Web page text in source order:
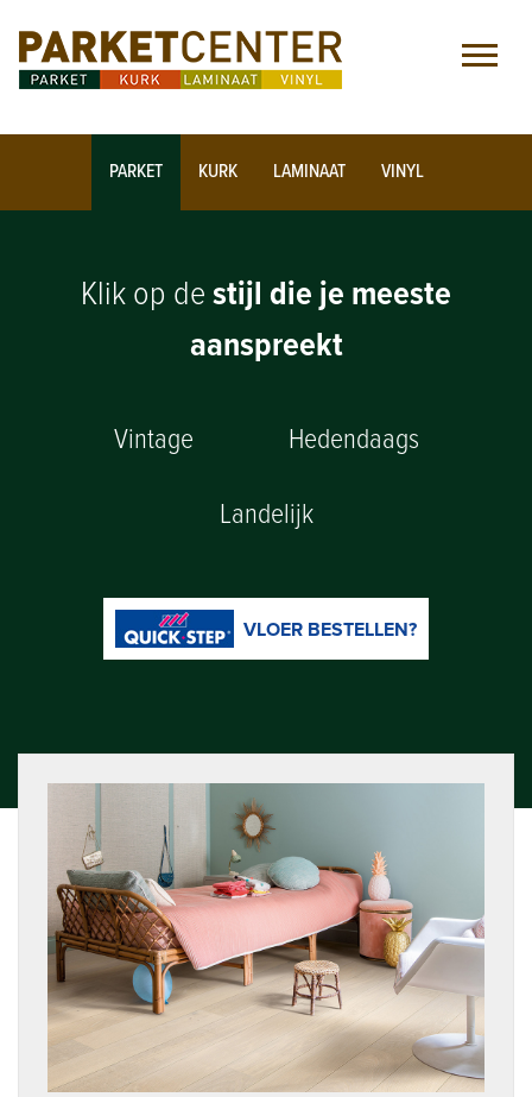
PARKET KURK LAMINAAT VINYL
Klik op destijl die je meeste
aanspreekt
Vintage Hedendaags
Landelijk
VLOER BESTELLEN?